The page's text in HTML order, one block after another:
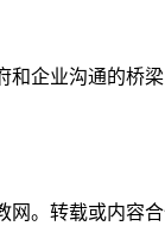
和企业沟通的桥
网。转载或内容